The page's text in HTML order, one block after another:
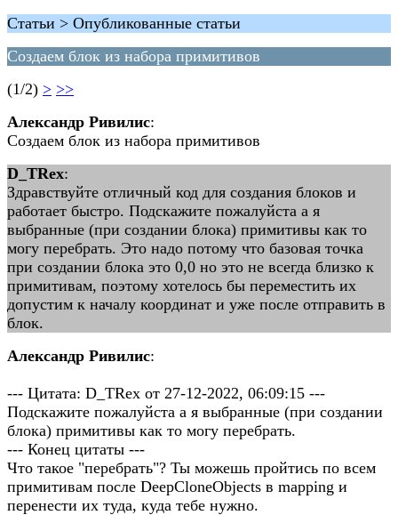
Статьи > Опубликованные статьи
Создаем блок из набора примитивов
(1/2) > >>
Александр Ривилис:
Создаем блок из набора примитивов
D_TRex:
Здравствуйте отличный код для создания блоков и
работает быстро. Подскажите пожалуйста а я
выбранные (при создании блока) примитивы как то
могу перебрать. Это надо потому что базовая точка
при создании блока это 0,0 но это не всегда близко к
примитивам, поэтому хотелось бы переместить их
допустим к началу координат и уже после отправить в
блок.
Александр Ривилис:
--- Цитата: D_TRex от 27-12-2022, 06:09:15 ---
Подскажите пожалуйста а я выбранные (при создании
блока) примитивы как то могу перебрать.
--- Конец цитаты ---
Что такое "перебрать"? Ты можешь пройтись по всем
примитивам после DeepCloneObjects в mapping и
перенести их туда, куда тебе нужно.